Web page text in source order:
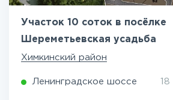
Участок 10 соток в посёлке
Шереметьевская усадьба
Химкинский район
Ленинградское шоссе